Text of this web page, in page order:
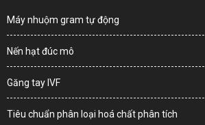
Máy nhuộm gram tự động
Nến hạt đúc mô
Găng tay IVF
Tiêu chuẩn phân loại hoá chất phân tích